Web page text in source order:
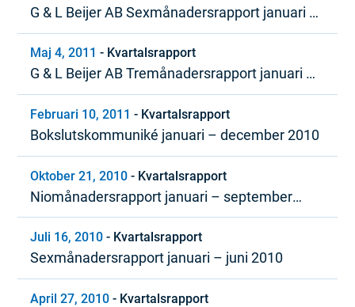
G & L Beijer AB Sexmånadersrapport januari –
juni 2011
Maj 4, 2011 - Kvartalsrapport
G & L Beijer AB Tremånadersrapport januari –
mars 2011
Februari 10, 2011 - Kvartalsrapport
Bokslutskommuniké januari – december 2010
Oktober 21, 2010 - Kvartalsrapport
Niomånadersrapport januari – september
2010
Juli 16, 2010 - Kvartalsrapport
Sexmånadersrapport januari – juni 2010
April 27, 2010 - Kvartalsrapport